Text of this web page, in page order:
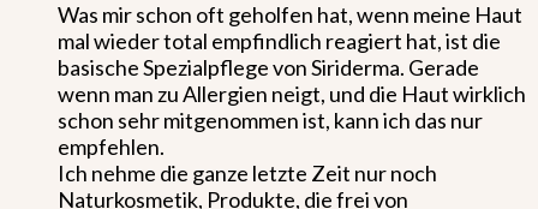
Was mir schon oft geholfen hat, wenn meine Haut
mal wieder total empfindlich reagiert hat, ist die
basische Spezialpflege von Siriderma. Gerade
wenn man zu Allergien neigt, und die Haut wirklich
schon sehr mitgenommen ist, kann ich das nur
empfehlen.
Ich nehme die ganze letzte Zeit nur noch
Naturkosmetik, Produkte, die frei von